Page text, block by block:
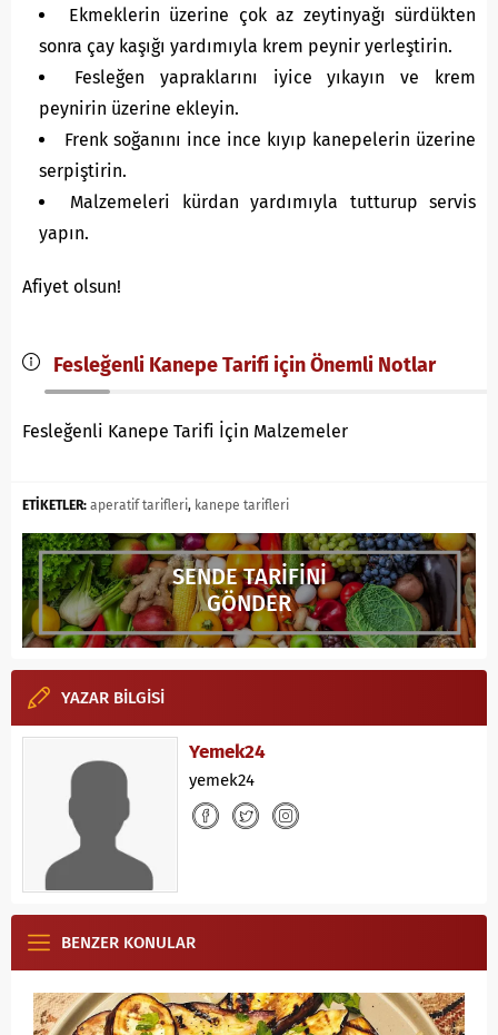
Ekmeklerin üzerine çok az zeytinyağı sürdükten
sonra çay kaşığı yardımıyla krem peynir yerleştirin.
Fesleğen yapraklarını iyice yıkayın ve krem
peynirin üzerine ekleyin.
Frenk soğanını ince ince kıyıp kanepelerin üzerine
serpiştirin.
Malzemeleri kürdan yardımıyla tutturup servis
yapın.
Afiyet olsun!
Fesleğenli Kanepe Tarifi için Önemli Notlar
Fesleğenli Kanepe Tarifi İçin Malzemeler
ETİKETLER: aperatif tarifleri, kanepe tarifleri
SENDE TARİFİNİ
GÖNDER
YAZAR BİLGİSİ
Yemek24
yemek24
BENZER KONULAR